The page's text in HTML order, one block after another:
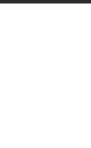
このコンテンツは掲載